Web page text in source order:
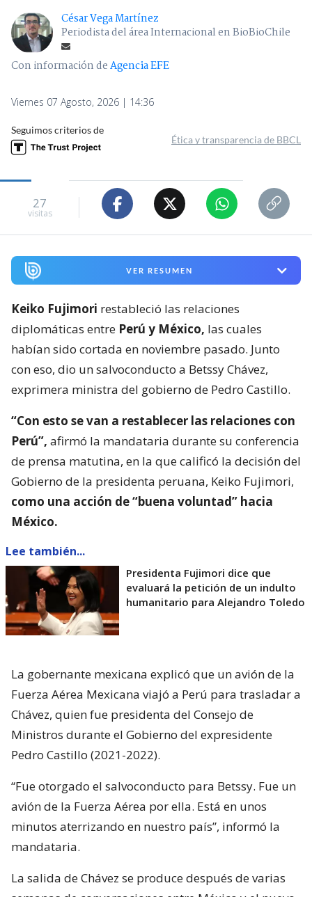
César Vega Martínez
Periodista del área Internacional en BioBioChile
Con información deAgencia EFE
Viernes 07 Agosto, 2026 | 14:36
Seguimos criterios de
Ética y transparencia de BBCL
27
visitas
VER RESUMEN
Keiko Fujimori restableció las relaciones
diplomáticas entre Perú y México, las cuales
habían sido cortada en noviembre pasado. Junto
con eso, dio un salvoconducto a Betssy Chávez,
exprimera ministra del gobierno de Pedro Castillo.
“Con esto se van a restablecer las relaciones con
Perú”, afirmó la mandataria durante su conferencia
de prensa matutina, en la que calificó la decisión del
Gobierno de la presidenta peruana, Keiko Fujimori,
como una acción de “buena voluntad” hacia
México.
Lee también...
Presidenta Fujimori dice que
evaluará la petición de un indulto
humanitario para Alejandro Toledo
La gobernante mexicana explicó que un avión de la
Fuerza Aérea Mexicana viajó a Perú para trasladar a
Chávez, quien fue presidenta del Consejo de
Ministros durante el Gobierno del expresidente
Pedro Castillo (2021-2022).
“Fue otorgado el salvoconducto para Betssy. Fue un
avión de la Fuerza Aérea por ella. Está en unos
minutos aterrizando en nuestro país”, informó la
mandataria.
La salida de Chávez se produce después de varias